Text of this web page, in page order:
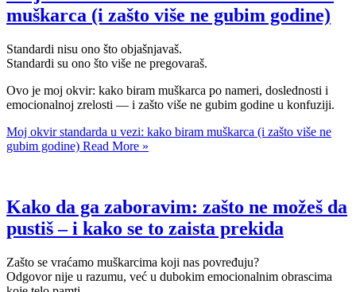
muškarca (i zašto više ne gubim godine)
Standardi nisu ono što objašnjavaš.
Standardi su ono što više ne pregovaraš.
Ovo je moj okvir: kako biram muškarca po nameri, doslednosti i
emocionalnoj zrelosti — i zašto više ne gubim godine u konfuziji.
Moj okvir standarda u vezi: kako biram muškarca (i zašto više ne
gubim godine) Read More »
Kako da ga zaboravim: zašto ne možeš da
pustiš – i kako se to zaista prekida
Zašto se vraćamo muškarcima koji nas povređuju?
Odgovor nije u razumu, već u dubokim emocionalnim obrascima